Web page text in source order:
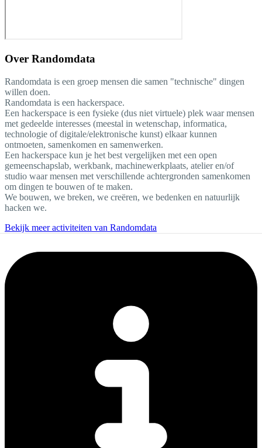
Over Randomdata
Randomdata is een groep mensen die samen "technische" dingen
willen doen.
Randomdata is een hackerspace.
Een hackerspace is een fysieke (dus niet virtuele) plek waar mensen
met gedeelde interesses (meestal in wetenschap, informatica,
technologie of digitale/elektronische kunst) elkaar kunnen
ontmoeten, samenkomen en samenwerken.
Een hackerspace kun je het best vergelijken met een open
gemeenschapslab, werkbank, machinewerkplaats, atelier en/of
studio waar mensen met verschillende achtergronden samenkomen
om dingen te bouwen of te maken.
We bouwen, we breken, we creëren, we bedenken en natuurlijk
hacken we.
Bekijk meer activiteiten van Randomdata